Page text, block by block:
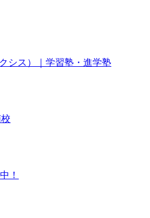
シス）｜学習塾・進学塾
！